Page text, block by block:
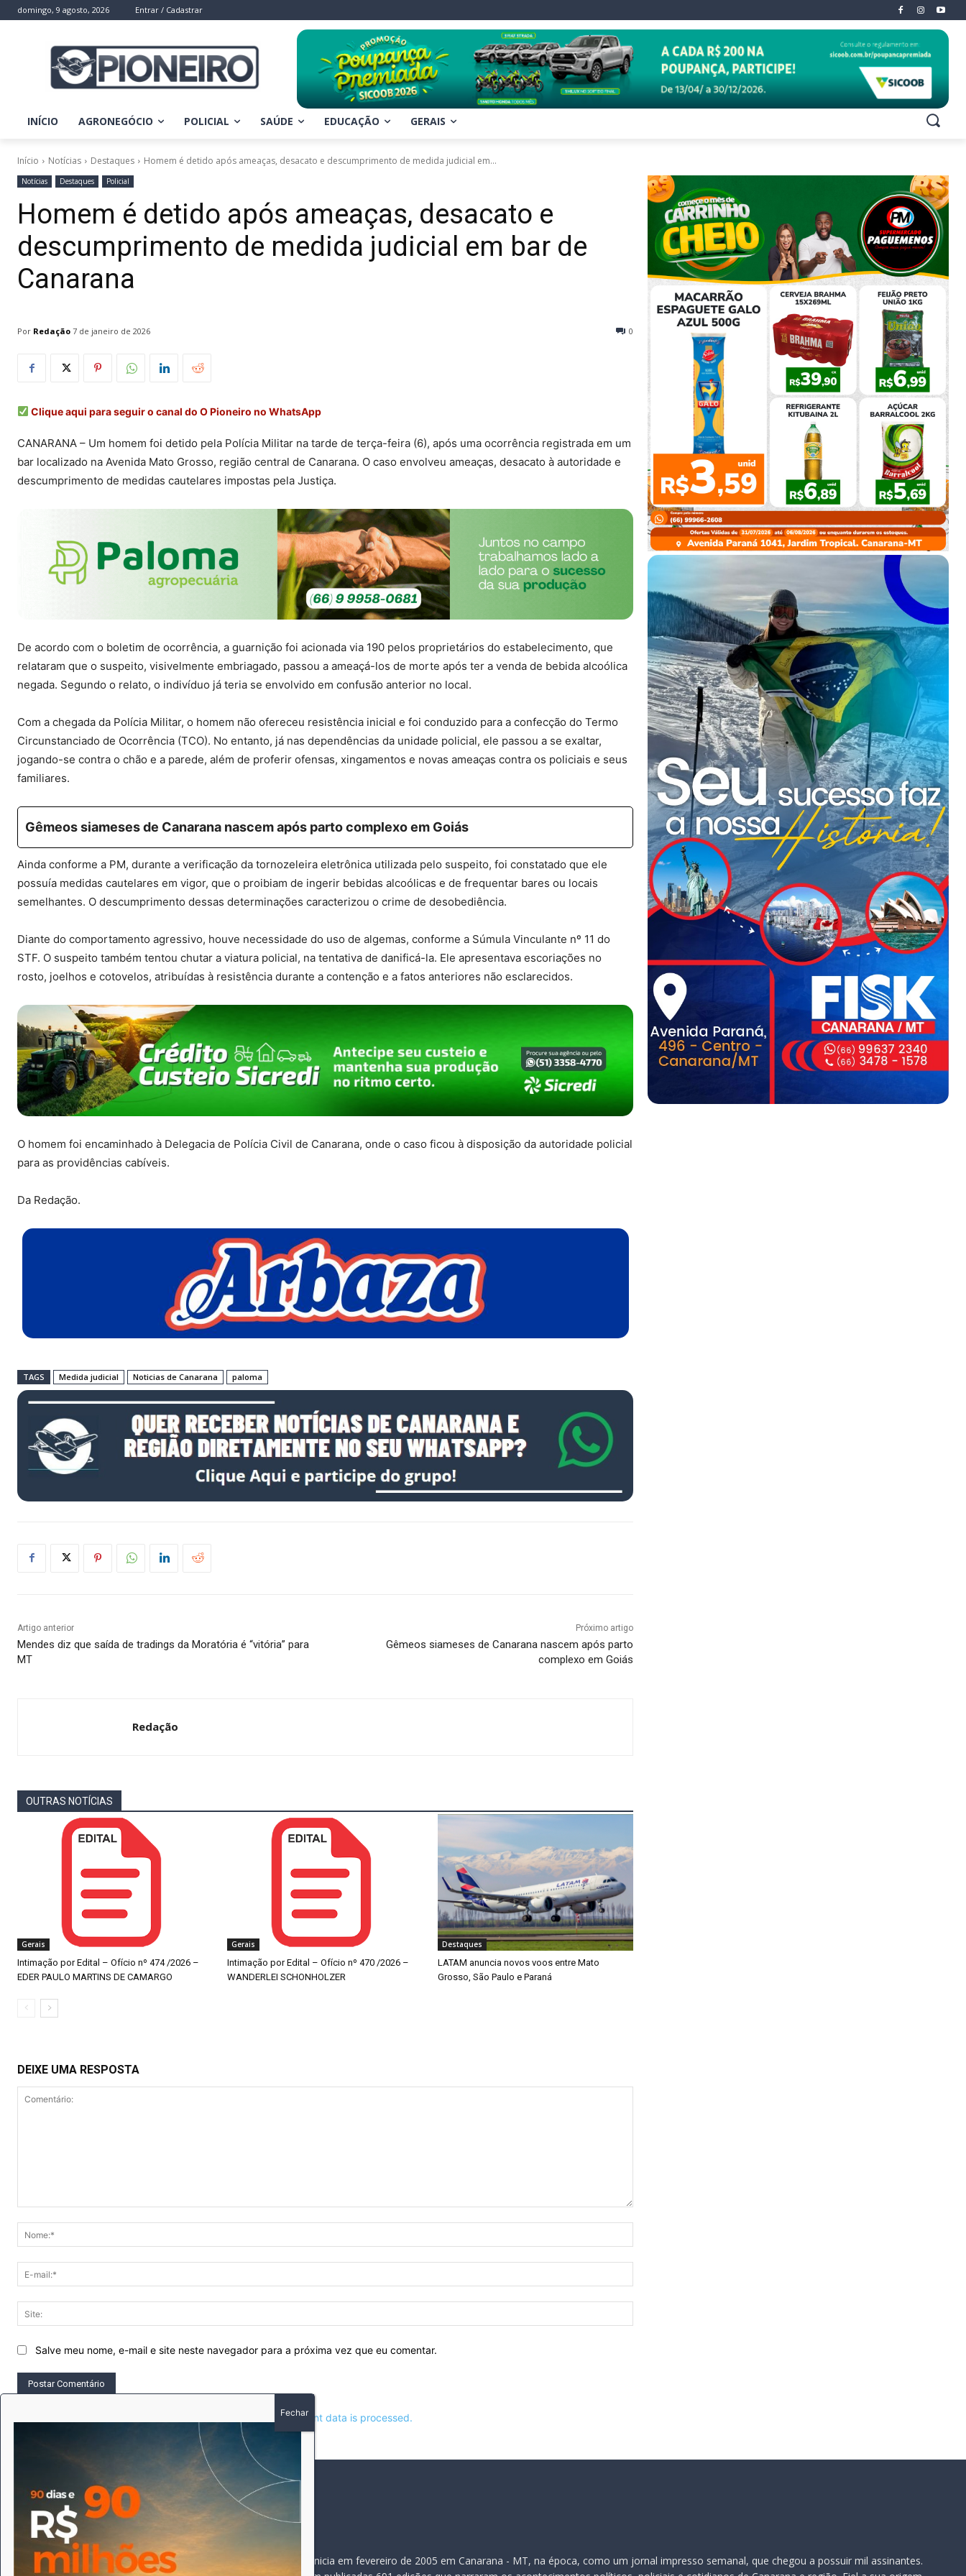
domingo, 9 agosto, 2026 Entrar / Cadastrar
INÍCIO AGRONEGÓCIO POLICIAL SAÚDE EDUCAÇÃO GERAIS
Início Notícias Destaques Homem é detido após ameaças, desacato e descumprimento de medida judicial em...
Notícias Destaques Policial
Homem é detido após ameaças, desacato e
descumprimento de medida judicial em bar de
Canarana
Por Redação 0
7 de janeiro de 2026
Clique aqui para seguir o canal do O Pioneiro no WhatsApp
CANARANA – Um homem foi detido pela Polícia Militar na tarde de terça-feira (6), após uma ocorrência registrada em um
bar localizado na Avenida Mato Grosso, região central de Canarana. O caso envolveu ameaças, desacato à autoridade e
descumprimento de medidas cautelares impostas pela Justiça.
De acordo com o boletim de ocorrência, a guarnição foi acionada via 190 pelos proprietários do estabelecimento, que
relataram que o suspeito, visivelmente embriagado, passou a ameaçá-los de morte após ter a venda de bebida alcoólica
negada. Segundo o relato, o indivíduo já teria se envolvido em confusão anterior no local.
Com a chegada da Polícia Militar, o homem não ofereceu resistência inicial e foi conduzido para a confecção do Termo
Circunstanciado de Ocorrência (TCO). No entanto, já nas dependências da unidade policial, ele passou a se exaltar,
jogando-se contra o chão e a parede, além de proferir ofensas, xingamentos e novas ameaças contra os policiais e seus
familiares.
Gêmeos siameses de Canarana nascem após parto complexo em Goiás
Ainda conforme a PM, durante a verificação da tornozeleira eletrônica utilizada pelo suspeito, foi constatado que ele
possuía medidas cautelares em vigor, que o proibiam de ingerir bebidas alcoólicas e de frequentar bares ou locais
semelhantes. O descumprimento dessas determinações caracterizou o crime de desobediência.
Diante do comportamento agressivo, houve necessidade do uso de algemas, conforme a Súmula Vinculante nº 11 do
STF. O suspeito também tentou chutar a viatura policial, na tentativa de danificá-la. Ele apresentava escoriações no
rosto, joelhos e cotovelos, atribuídas à resistência durante a contenção e a fatos anteriores não esclarecidos.
O homem foi encaminhado à Delegacia de Polícia Civil de Canarana, onde o caso ficou à disposição da autoridade policial
para as providências cabíveis.
Da Redação.
TAGS Medida judicial Noticias de Canarana paloma
Artigo anterior
Mendes diz que saída de tradings da Moratória é “vitória” para
MT
Próximo artigo
Gêmeos siameses de Canarana nascem após parto
complexo em Goiás
Redação
OUTRAS NOTÍCIAS
Gerais
Intimação por Edital – Ofício nº 474 /2026 –
EDER PAULO MARTINS DE CAMARGO
Gerais
Intimação por Edital – Ofício nº 470 /2026 –
WANDERLEI SCHONHOLZER
Destaques
LATAM anuncia novos voos entre Mato
Grosso, São Paulo e Paraná
DEIXE UMA RESPOSTA
mail:*
Salve meu nome, e-mail e site neste navegador para a próxima vez que eu comentar.
Learn how your comment data is processed.
SIGA-NOS
SOBRE
A história do Pioneiro inicia em fevereiro de 2005 em Canarana - MT, na época, como um jornal impresso semanal, que chegou a possuir mil assinantes.